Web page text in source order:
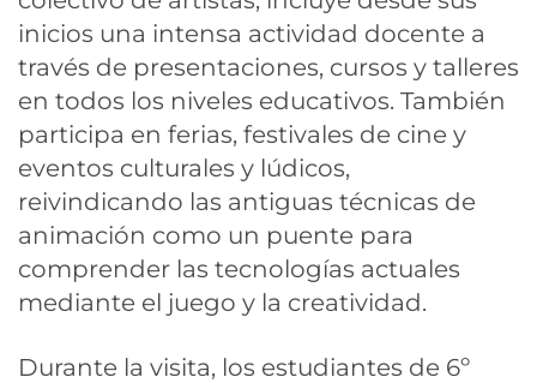
inicios una intensa actividad docente a
través de presentaciones, cursos y talleres
en todos los niveles educativos. También
participa en ferias, festivales de cine y
eventos culturales y lúdicos,
reivindicando las antiguas técnicas de
animación como un puente para
comprender las tecnologías actuales
mediante el juego y la creatividad.
Durante la visita, los estudiantes de 6º